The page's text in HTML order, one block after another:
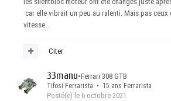
car elle vibrait un peu au ralenti. Mais pas ceux
vitesse…
Citer
33manu•Ferrari 308 GTB
Tifosi Ferrarista • 15 ans Ferrarista
Posté(e) le 6 octobre 2021